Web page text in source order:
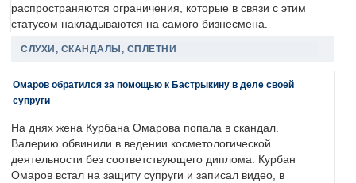
распространяются ограничения, которые в связи с этим
статусом накладываются на самого бизнесмена.
СЛУХИ, СКАНДАЛЫ, СПЛЕТНИ
Омаров обратился за помощью к Бастрыкину в деле своей
супруги
На днях жена Курбана Омарова попала в скандал.
Валерию обвинили в ведении косметологической
деятельности без соответствующего диплома. Курбан
Омаров встал на защиту супруги и записал видео, в